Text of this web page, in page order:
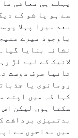
پہلے ہی معافی
سے ہو یا شو کے
بعد میرا پہلا
باوجود میرے
نشانہ بنایا
لائیک کے لیے لڑ
تانیا صرف دوست
رومانوی یا
کہا کہ میں اپنے
سکتا ہوں لیکن
بدتمیزی برداشت
میں مداحوں سے